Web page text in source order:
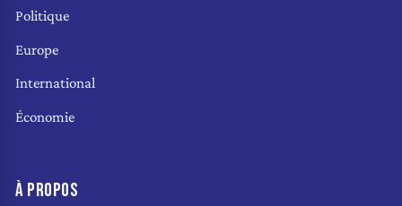
Politique
Europe
International
Économie
À PROPOS